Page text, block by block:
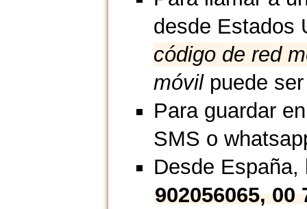
desde Estados
código de red
móvilpuede ser
Para guardar
SMS o
Desde
902056065,